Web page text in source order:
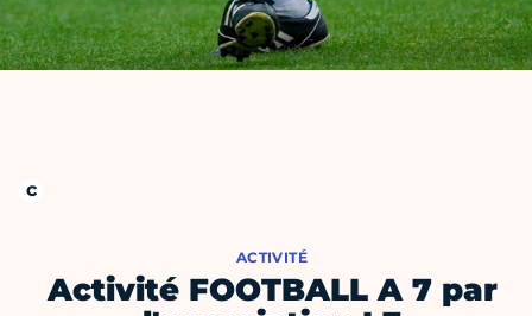
ACTIVITÉ
Activité FOOTBALL A 7 par